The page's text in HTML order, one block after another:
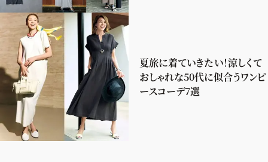
夏旅に着ていきたい！涼しくて
おしゃれな50代に似合うワンピ
ースコーデ7選